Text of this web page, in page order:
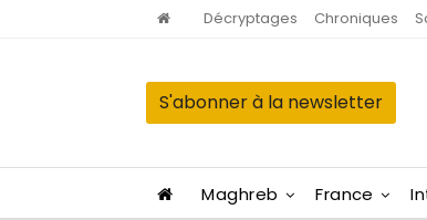
Décryptages Chroniques
S'abonner à la newsletter
Maghreb France